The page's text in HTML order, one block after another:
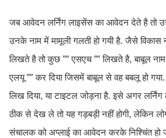
जब आवेदन लर्निंग लाइसेंस का आवेदन देते है तो
उनके नाम में मामूली गलती हो गयी है. जैसे विकास
लिखते है तो कुछ ”” एसएच ”” लिखते है, बाबूल
एलयू ”” कर दिया जिसमें बाबूल से वह बबलू हो
लिख दिया, या टाइटल जोड़ना है. इसे अगर
ठीक से देख ले तो यह गड़बड़ी नहीं होगी, लेकिन
संचालक को अप्लाई का आवेदन करके निश्चिंत हो